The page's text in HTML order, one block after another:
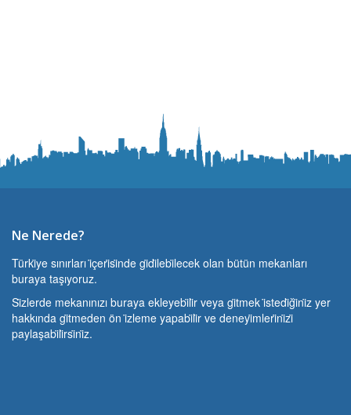
Ne Nerede?
Türki̇ye sınırları i̇çeri̇si̇nde gi̇di̇lebi̇lecek olan bütün mekanları
buraya taşıyoruz.
Si̇zlerde mekanınızı buraya ekleyebi̇li̇r veya gi̇tmek i̇stedi̇ği̇ni̇z yer
hakkında gi̇tmeden ön i̇zleme yapabi̇li̇r ve deneyi̇mleri̇ni̇zi̇
paylaşabi̇li̇rsi̇ni̇z.